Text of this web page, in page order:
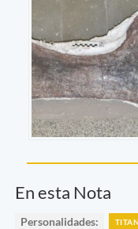
En esta Nota
Personalidades: